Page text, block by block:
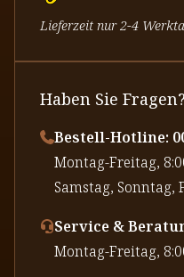
Lieferzeit nur 2-4
Haben Sie Fragen?
Bestell-Hotline:
⁠Montag-Freitag,
⁠Samstag, Sonntag,
Service &
⁠Montag-Freitag,